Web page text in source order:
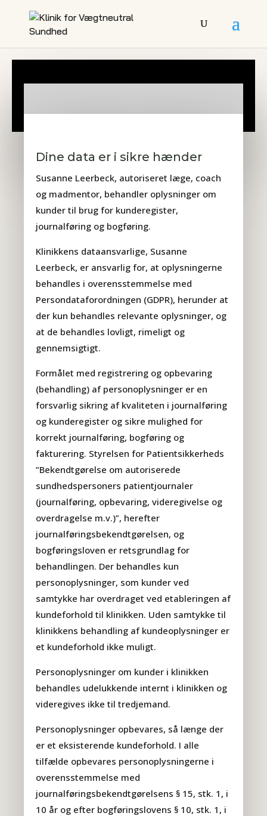
Dine data er i sikre hænder
Susanne Leerbeck, autoriseret læge, coach
og madmentor, behandler oplysninger om
kunder til brug for kunderegister,
journalføring og bogføring.
Klinikkens dataansvarlige, Susanne
Leerbeck, er ansvarlig for, at oplysningerne
behandles i overensstemmelse med
Persondataforordningen (GDPR), herunder at
der kun behandles relevante oplysninger, og
at de behandles lovligt, rimeligt og
gennemsigtigt.
Formålet med registrering og opbevaring
(behandling) af personoplysninger er en
forsvarlig sikring af kvaliteten i journalføring
og kunderegister og sikre mulighed for
korrekt journalføring, bogføring og
fakturering. Styrelsen for Patientsikkerheds
”Bekendtgørelse om autoriserede
sundhedspersoners patientjournaler
(journalføring, opbevaring, videregivelse og
overdragelse m.v.)”, herefter
journalføringsbekendtgørelsen, og
bogføringsloven er retsgrundlag for
behandlingen. Der behandles kun
personoplysninger, som kunder ved
samtykke har overdraget ved etableringen af
kundeforhold til klinikken. Uden samtykke til
klinikkens behandling af kundeoplysninger er
et kundeforhold ikke muligt.
Personoplysninger om kunder i klinikken
behandles udelukkende internt i klinikken og
videregives ikke til tredjemand.
Personoplysninger opbevares, så længe der
er et eksisterende kundeforhold. I alle
tilfælde opbevares personoplysningerne i
overensstemmelse med
journalføringsbekendtgørelsens § 15, stk. 1, i
10 år og efter bogføringslovens § 10, stk. 1, i